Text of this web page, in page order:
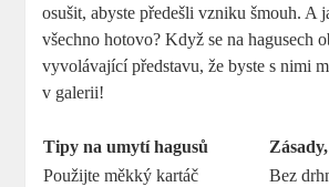
osušit, abyste předešli vzniku šmouh. A
všechno hotovo? Když se na hagusech
vyvolávající představu, že byste s nimi
v galerii!
Tipy na umytí hagusů
Použijte měkký kartáč
Bez